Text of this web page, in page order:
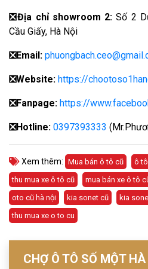
❎Địa chỉ showroom 2:Số 2
Cầu Giấy, Hà Nội
❎Email:
❎Website: https://
❎Fanpage: https://
❎Hotline: 0397393333
Xem thêm: Mua bán ô tô cũ ô
thu mua xe ô tô cũ
mua bán xe ô tô
oto cũ hà nội
kia sonet cũ kia
thu mua xe o to cu
CHỢ Ô TÔ SỐ MỘT